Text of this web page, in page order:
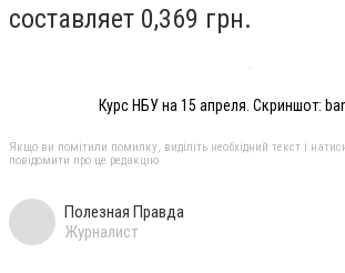
составляет 0,369 грн.
Курс НБУ на 15 апреля. Скриншот:
Якщо ви помітили помилку, виділіть необхідний текст і
повідомити про це редакцію
Полезная Правда
Журналист